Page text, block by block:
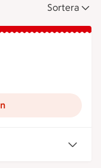
Sortera
nu, stänger